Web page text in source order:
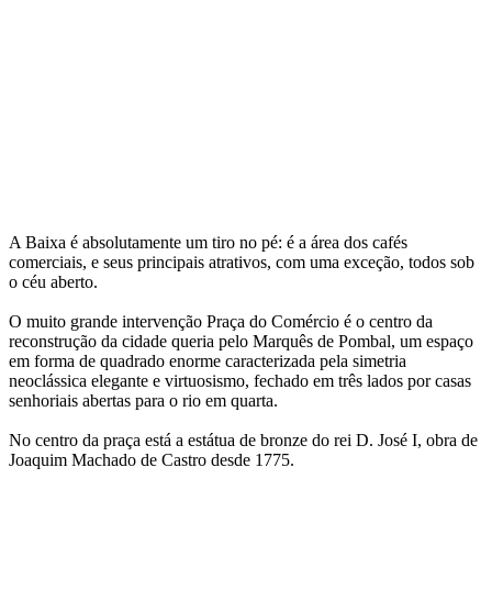
A Baixa é absolutamente um tiro no pé: é a área dos cafés
comerciais, e seus principais atrativos, com uma exceção, todos sob
o céu aberto.
O muito grande intervenção Praça do Comércio é o centro da
reconstrução da cidade queria pelo Marquês de Pombal, um espaço
em forma de quadrado enorme caracterizada pela simetria
neoclássica elegante e virtuosismo, fechado em três lados por casas
senhoriais abertas para o rio em quarta.
No centro da praça está a estátua de bronze do rei D. José I, obra de
Joaquim Machado de Castro desde 1775.